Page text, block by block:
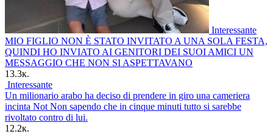
Interessante
MIO FIGLIO NON È STATO INVITATO A UNA SOLA FESTA,
QUINDI HO INVIATO AI GENITORI DEI SUOI AMICI UN
MESSAGGIO CHE NON SI ASPETTAVANO
13.3к.
Interessante
Un milionario arabo ha deciso di prendere in giro una cameriera
incinta Not Non sapendo che in cinque minuti tutto si sarebbe
rivoltato contro di lui.
12.2к.